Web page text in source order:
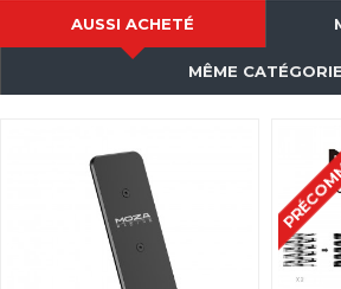
AUSSI ACHETÉ
MÊME CATÉGORIE